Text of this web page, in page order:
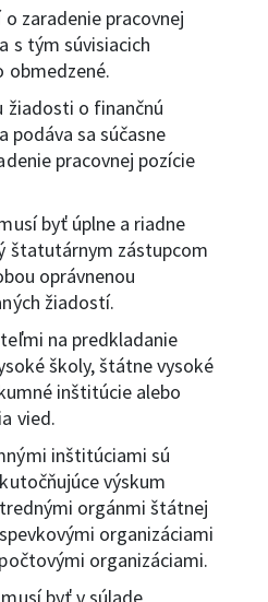
zaradenie pracovnej
s tým súvisiacich
obmedzené.
žiadosti o finančnú
podáva sa súčasne
pracovnej pozície
byť úplne a riadne
štatutárnym zástupcom
oprávnenou
žiadostí.
na predkladanie
školy, štátne vysoké
inštitúcie alebo
vied.
inštitúciami sú
výskum
orgánmi štátnej
organizáciami
organizáciami.